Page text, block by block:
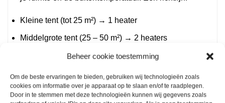
Beheer cookie toestemming
Om de beste ervaringen te bieden, gebruiken wij technologieën zoals
cookies om informatie over je apparaat op te slaan en/of te raadplegen.
Door in te stemmen met deze technologieën kunnen wij gegevens zoals
Kleine tent (tot 25 m²) → 1 heater
Middelgrote tent (25 – 50 m²) → 2 heaters
Grote tent (50 – 100 m²) → 3-4 heaters
Veilig gebruik van heaters
Veiligheid staat voorop bij het gebruik van heaters.